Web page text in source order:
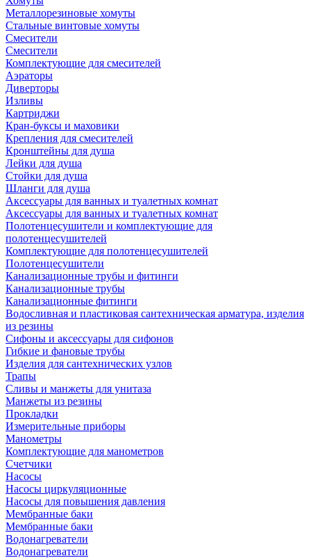
Металлорезиновые хомуты
Стальные винтовые хомуты
Смесители
Смесители
Комплектующие для смесителей
Аэраторы
Диверторы
Изливы
Картриджи
Кран-буксы и маховики
Крепления для смесителей
Кронштейны для душа
Лейки для душа
Стойки для душа
Шланги для душа
Аксессуары для ванных и туалетных комнат
Аксессуары для ванных и туалетных комнат
Полотенцесушители и комплектующие для
полотенцесушителей
Комплектующие для полотенцесушителей
Полотенцесушители
Канализационные трубы и фитинги
Канализационные трубы
Канализационные фитинги
Водосливная и пластиковая сантехническая арматура, изделия
из резины
Сифоны и аксессуары для сифонов
Гибкие и фановые трубы
Изделия для сантехнических узлов
Трапы
Сливы и манжеты для унитаза
Манжеты из резины
Прокладки
Измерительные приборы
Манометры
Комплектующие для манометров
Счетчики
Насосы
Насосы циркуляционные
Насосы для повышения давления
Мембранные баки
Мембранные баки
Водонагреватели
Водонагреватели